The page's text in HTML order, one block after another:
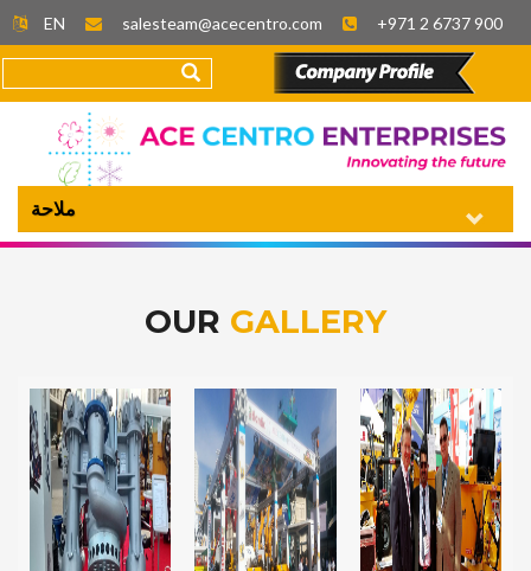
EN salesteam@acecentro.com +971 2 6737 900
ملاحة
OUR GALLERY